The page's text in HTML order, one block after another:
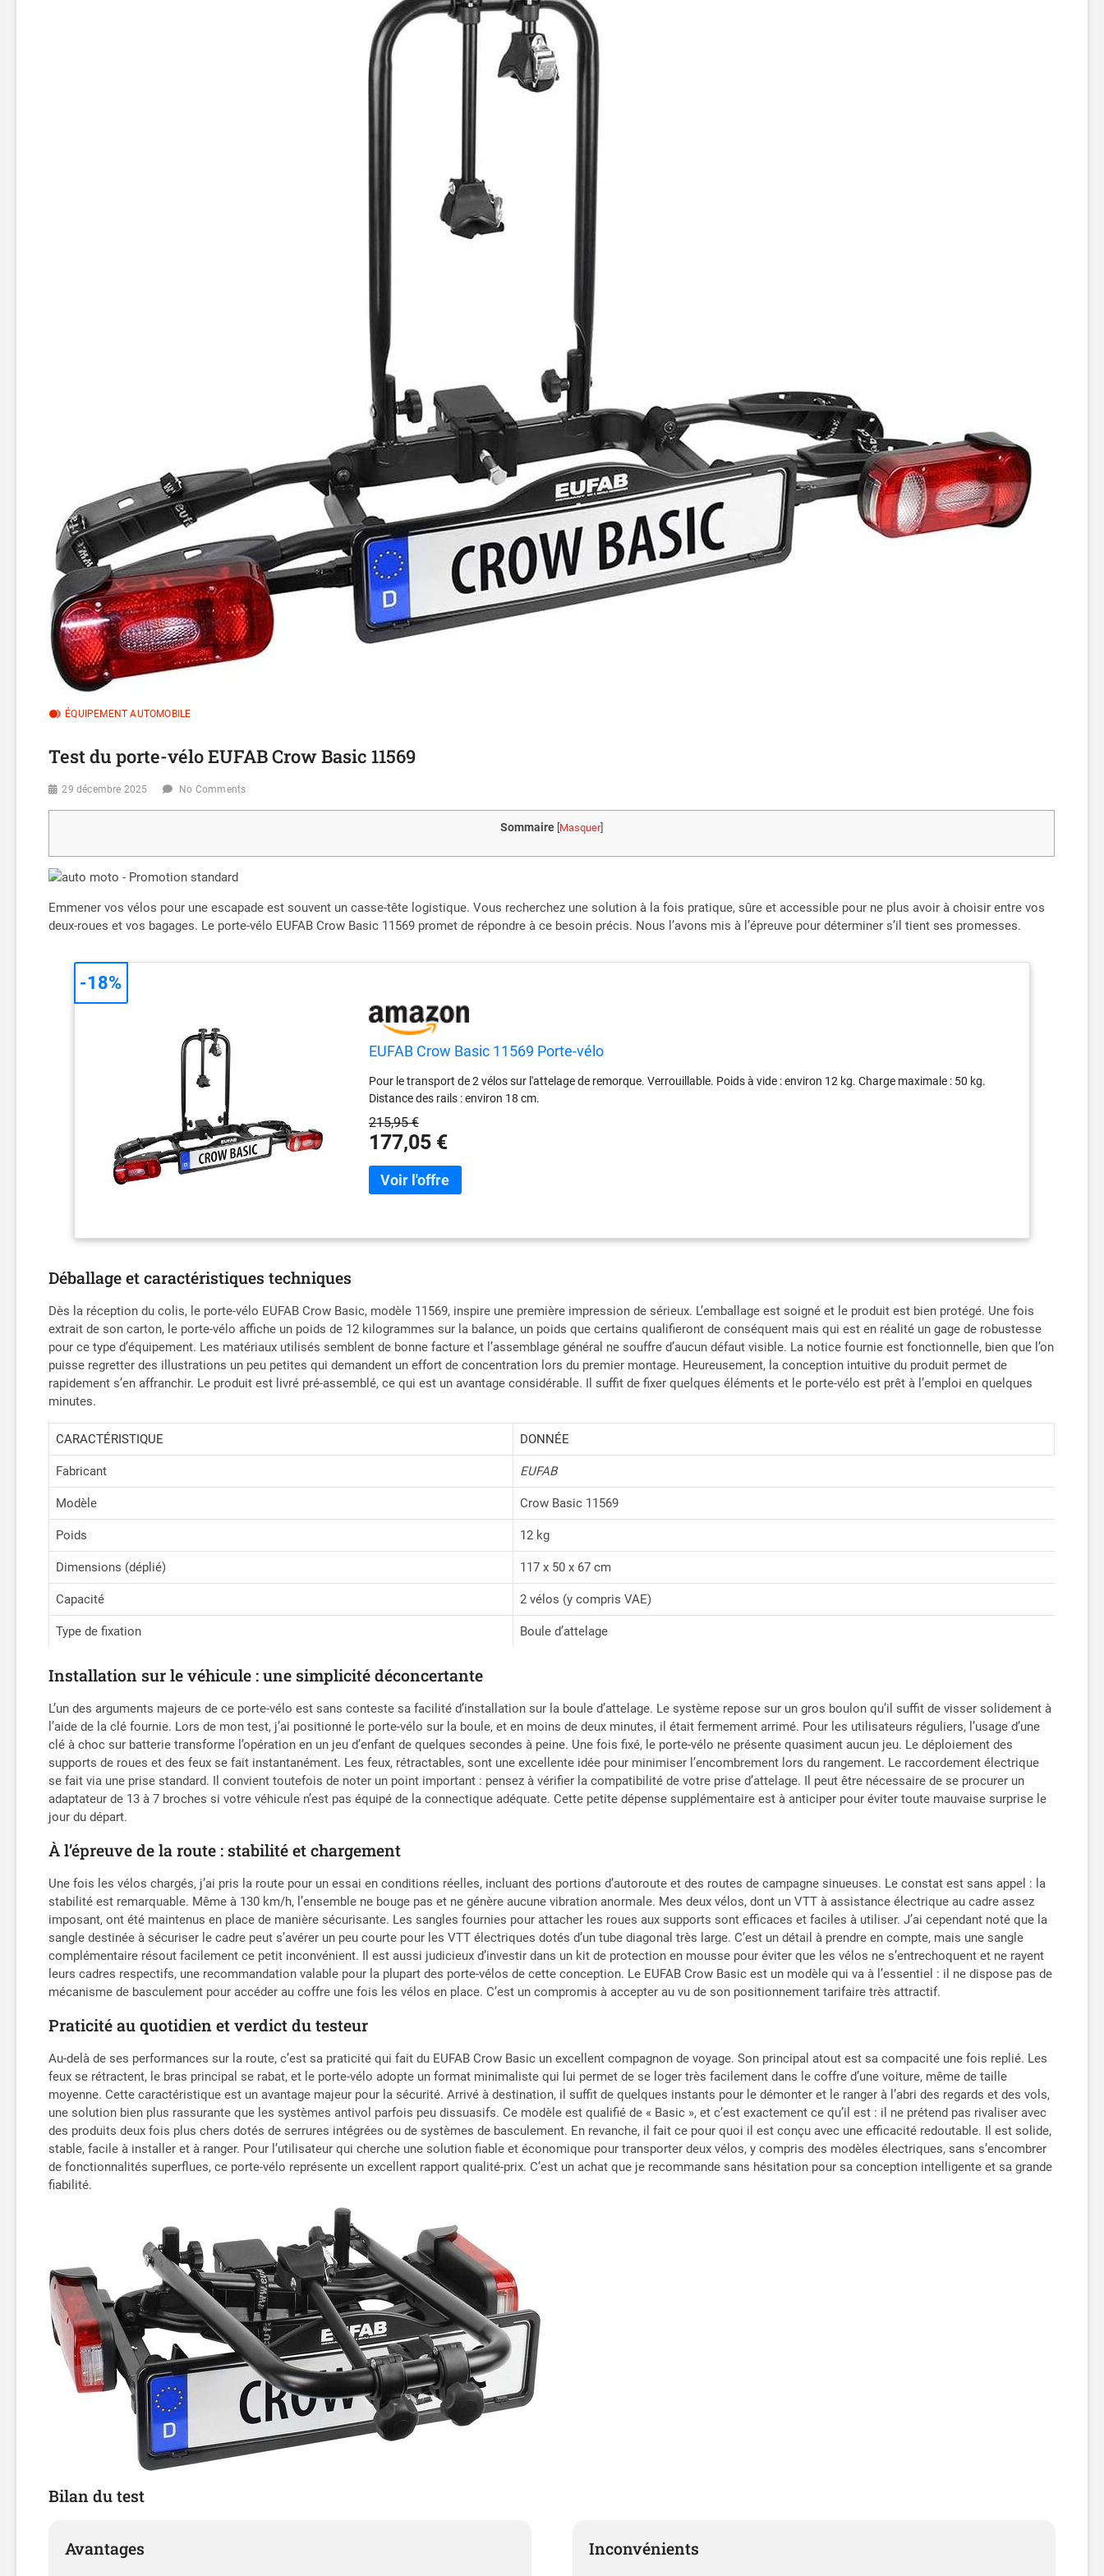
ÉQUIPEMENT AUTOMOBILE
Test du porte-vélo EUFAB Crow Basic 11569
29 décembre 2025 No Comments
Sommaire [Masquer]
Emmener vos vélos pour une escapade est souvent un casse-tête logistique. Vous recherchez une solution à la fois pratique, sûre et accessible pour ne plus avoir à choisir entre vos
deux-roues et vos bagages. Le porte-vélo EUFAB Crow Basic 11569 promet de répondre à ce besoin précis. Nous l’avons mis à l’épreuve pour déterminer s’il tient ses promesses.
EUFAB Crow Basic 11569 Porte-vélo
Pour le transport de 2 vélos sur l'attelage de remorque. Verrouillable. Poids à vide : environ 12 kg. Charge maximale : 50 kg.
Distance des rails : environ 18 cm.
215,95 €
177,05 €
-18%
Déballage et caractéristiques techniques
Dès la réception du colis, le porte-vélo EUFAB Crow Basic, modèle 11569, inspire une première impression de sérieux. L’emballage est soigné et le produit est bien protégé. Une fois
extrait de son carton, le porte-vélo affiche un poids de 12 kilogrammes sur la balance, un poids que certains qualifieront de conséquent mais qui est en réalité un gage de robustesse
pour ce type d’équipement. Les matériaux utilisés semblent de bonne facture et l’assemblage général ne souffre d’aucun défaut visible. La notice fournie est fonctionnelle, bien que l’on
puisse regretter des illustrations un peu petites qui demandent un effort de concentration lors du premier montage. Heureusement, la conception intuitive du produit permet de
rapidement s’en affranchir. Le produit est livré pré-assemblé, ce qui est un avantage considérable. Il suffit de fixer quelques éléments et le porte-vélo est prêt à l’emploi en quelques
minutes.
CARACTÉRISTIQUE DONNÉE
Fabricant EUFAB
Modèle Crow Basic 11569
Poids 12 kg
Dimensions (déplié) 117 x 50 x 67 cm
Capacité 2 vélos (y compris VAE)
Type de fixation Boule d’attelage
Installation sur le véhicule : une simplicité déconcertante
L’un des arguments majeurs de ce porte-vélo est sans conteste sa facilité d’installation sur la boule d’attelage. Le système repose sur un gros boulon qu’il suffit de visser solidement à
l’aide de la clé fournie. Lors de mon test, j’ai positionné le porte-vélo sur la boule, et en moins de deux minutes, il était fermement arrimé. Pour les utilisateurs réguliers, l’usage d’une
clé à choc sur batterie transforme l’opération en un jeu d’enfant de quelques secondes à peine. Une fois fixé, le porte-vélo ne présente quasiment aucun jeu. Le déploiement des
supports de roues et des feux se fait instantanément. Les feux, rétractables, sont une excellente idée pour minimiser l’encombrement lors du rangement. Le raccordement électrique
se fait via une prise standard. Il convient toutefois de noter un point important : pensez à vérifier la compatibilité de votre prise d’attelage. Il peut être nécessaire de se procurer un
adaptateur de 13 à 7 broches si votre véhicule n’est pas équipé de la connectique adéquate. Cette petite dépense supplémentaire est à anticiper pour éviter toute mauvaise surprise le
jour du départ.
À l’épreuve de la route : stabilité et chargement
Une fois les vélos chargés, j’ai pris la route pour un essai en conditions réelles, incluant des portions d’autoroute et des routes de campagne sinueuses. Le constat est sans appel : la
stabilité est remarquable. Même à 130 km/h, l’ensemble ne bouge pas et ne génère aucune vibration anormale. Mes deux vélos, dont un VTT à assistance électrique au cadre assez
imposant, ont été maintenus en place de manière sécurisante. Les sangles fournies pour attacher les roues aux supports sont efficaces et faciles à utiliser. J’ai cependant noté que la
sangle destinée à sécuriser le cadre peut s’avérer un peu courte pour les VTT électriques dotés d’un tube diagonal très large. C’est un détail à prendre en compte, mais une sangle
complémentaire résout facilement ce petit inconvénient. Il est aussi judicieux d’investir dans un kit de protection en mousse pour éviter que les vélos ne s’entrechoquent et ne rayent
leurs cadres respectifs, une recommandation valable pour la plupart des porte-vélos de cette conception. Le EUFAB Crow Basic est un modèle qui va à l’essentiel : il ne dispose pas de
mécanisme de basculement pour accéder au coffre une fois les vélos en place. C’est un compromis à accepter au vu de son positionnement tarifaire très attractif.
Praticité au quotidien et verdict du testeur
Au-delà de ses performances sur la route, c’est sa praticité qui fait du EUFAB Crow Basic un excellent compagnon de voyage. Son principal atout est sa compacité une fois replié. Les
feux se rétractent, le bras principal se rabat, et le porte-vélo adopte un format minimaliste qui lui permet de se loger très facilement dans le coffre d’une voiture, même de taille
moyenne. Cette caractéristique est un avantage majeur pour la sécurité. Arrivé à destination, il suffit de quelques instants pour le démonter et le ranger à l’abri des regards et des vols,
une solution bien plus rassurante que les systèmes antivol parfois peu dissuasifs. Ce modèle est qualifié de « Basic », et c’est exactement ce qu’il est : il ne prétend pas rivaliser avec
des produits deux fois plus chers dotés de serrures intégrées ou de systèmes de basculement. En revanche, il fait ce pour quoi il est conçu avec une efficacité redoutable. Il est solide,
stable, facile à installer et à ranger. Pour l’utilisateur qui cherche une solution fiable et économique pour transporter deux vélos, y compris des modèles électriques, sans s’encombrer
de fonctionnalités superflues, ce porte-vélo représente un excellent rapport qualité-prix. C’est un achat que je recommande sans hésitation pour sa conception intelligente et sa grande
fiabilité.
Bilan du test
Avantages Inconvénients